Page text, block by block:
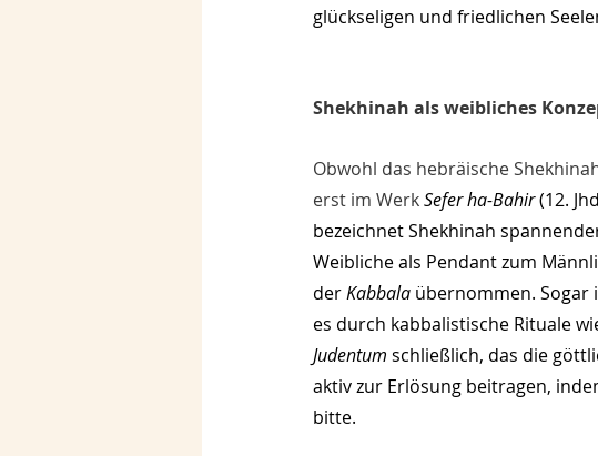
glückseligen und friedlichen
Shekhinah als weibliches
Obwohl das hebräische
erst im Werk Sefer ha-Bahir (12.
bezeichnet Shekhinah
Weibliche als Pendant zum
der Kabbala übernommen. Sogar
es durch kabbalistische Rituale
Judentum schließlich, das die
aktiv zur Erlösung beitragen,
bitte.